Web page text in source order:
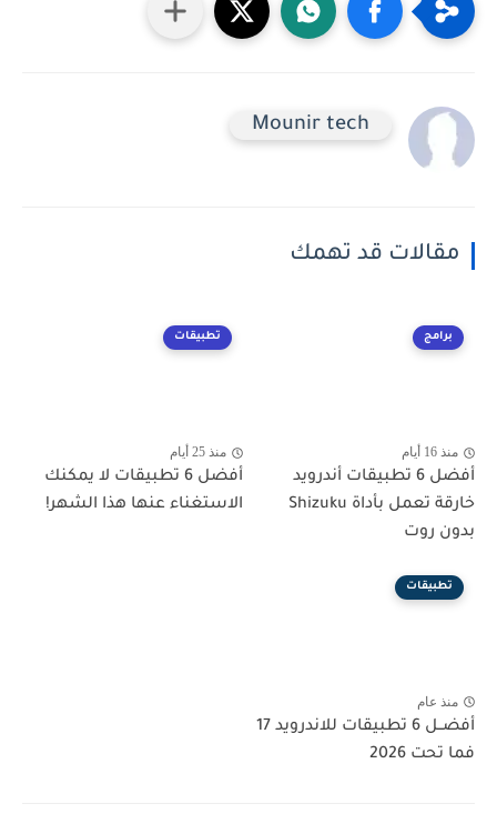
Mounir tech
مقالات قد تهمك
برامج
منذ 16 أيام
أفضل 6 تطبيقات أندرويد
خارقة تعمل بأداة Shizuku
بدون روت
تطبيقات
منذ 25 أيام
أفضل 6 تطبيقات لا يمكنك
الاستغناء عنها هذا الشهر!
تطبيقات
منذ عام
أفضــل 6 تطبيقات للاندرويد 17
فما تحت 2026